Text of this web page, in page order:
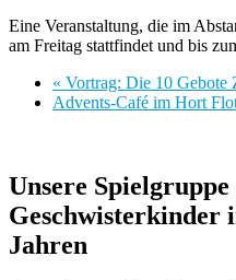
Eine Veranstaltung, die im
am Freitag stattfindet und bis
« Vortrag: Die 10 Gebote
Advents-Café im Hort
Unsere
Geschwisterkinder
Jahren